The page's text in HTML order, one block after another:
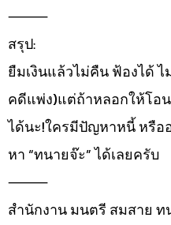
⸻
สรุป:
ยืมเงินแล้วไม่คืน ฟ้องได้
คดีแพ่ง)แต่ถ้าหลอกให้โอ
ได้นะ!ใครมีปัญหาหนี้ หรื
หา “ทนายจ๊ะ” ได้เลยครับ
⸻
สำนักงาน มนตรี สมสาย ท